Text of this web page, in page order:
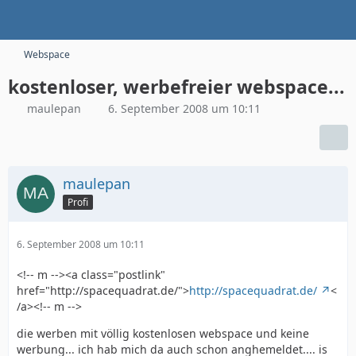
Webspace
kostenloser, werbefreier webspace...
maulepan 6. September 2008 um 10:11
maulepan
Profi
6. September 2008 um 10:11
<!-- m --><a class="postlink"
href="http://spacequadrat.de/">http://spacequadrat.de/
<
/a><!-- m -->
die werben mit völlig kostenlosen webspace und keine
werbung... ich hab mich da auch schon anghemeldet.... is